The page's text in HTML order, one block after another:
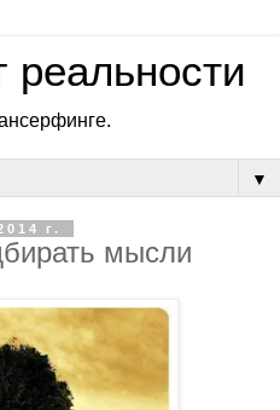
реальности
▼
г.
мысли